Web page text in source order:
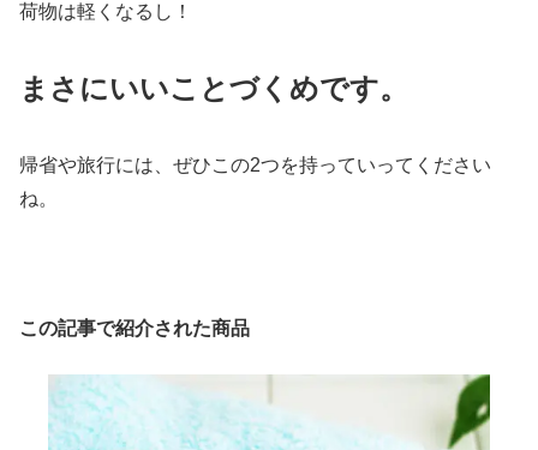
荷物は軽くなるし！
まさにいいことづくめです。
帰省や旅行には、ぜひこの2つを持っていってください
ね。
この記事で紹介された商品